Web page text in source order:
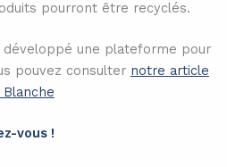
pourront être recyclés.
développé une plateforme pour
pouvez consulter notre article
vous !